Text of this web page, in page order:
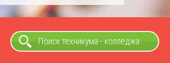
Поиск техникума - колледжа